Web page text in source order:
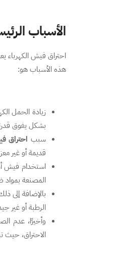
الأسباب
احتراق فيش الكهرباء
هذه الأسباب هو:
زيادة الحمل
بشكل يفوق
سبب احتراق
قديمة أو غير
استخدام فيش
المصنعة بمواد
بالإضافة إلى
الرطبة أو غير
وأخيرًا، عدم
الاحتراق، حيث